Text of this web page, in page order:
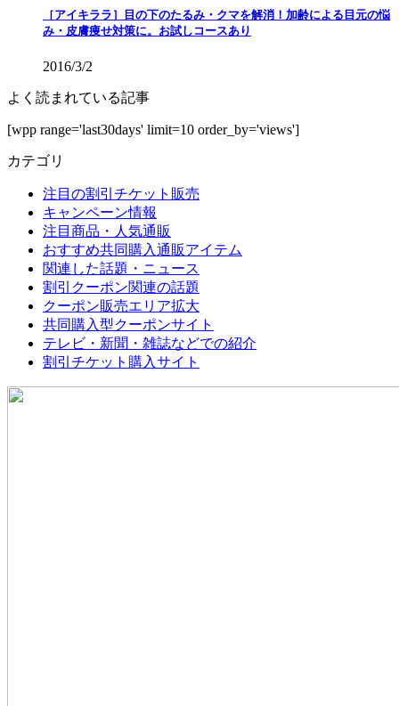
［アイキララ］目の下のたるみ・クマを解消！加齢による目元の悩
み・皮膚痩せ対策に。お試しコースあり
2016/3/2
よく読まれている記事
[wpp range='last30days' limit=10 order_by='views']
カテゴリ
注目の割引チケット販売
キャンペーン情報
注目商品・人気通販
おすすめ共同購入通販アイテム
関連した話題・ニュース
割引クーポン関連の話題
クーポン販売エリア拡大
共同購入型クーポンサイト
テレビ・新聞・雑誌などでの紹介
割引チケット購入サイト